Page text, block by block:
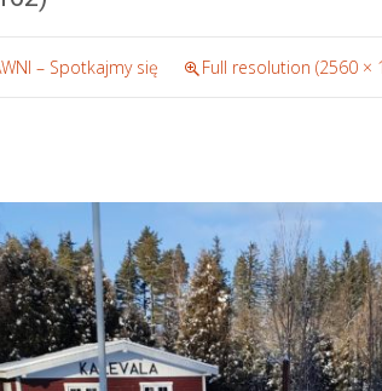
– Spotkajmy się Full resolution (2560 ×